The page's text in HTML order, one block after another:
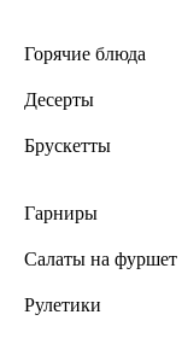
Горячие блюда
Десерты
Брускетты
Гарниры
Салаты на фуршет
Рулетики